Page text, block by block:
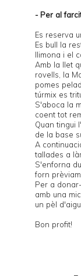
- Per al
Es reserva
Es bull la
llimona i el
Amb la llet
rovells, la
pomes
túrmix es
S'aboca la
coent tot
Quan tingui
de la base
A
tallades a
S'enforna
forn
Per a
amb una
un pèl
Bon profit!